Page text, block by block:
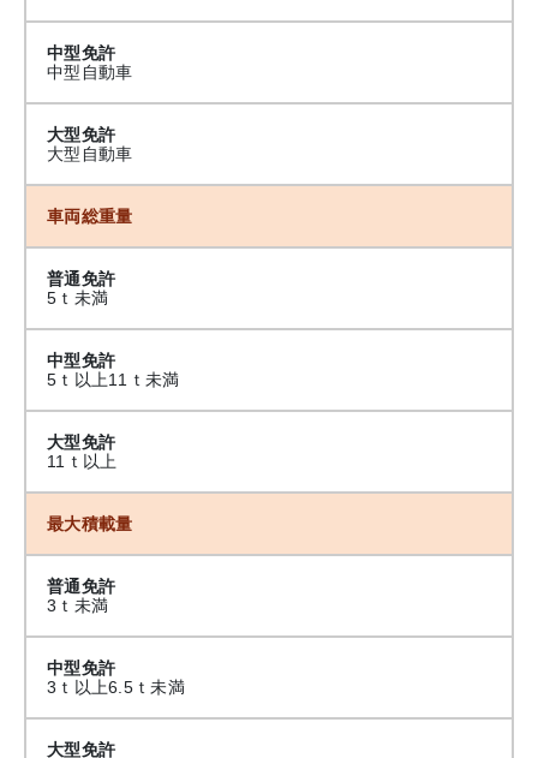
中型免許
中型自動車
大型免許
大型自動車
車両総重量
普通免許
5ｔ未満
中型免許
5ｔ以上11ｔ未満
大型免許
11ｔ以上
最大積載量
普通免許
3ｔ未満
中型免許
3ｔ以上6.5ｔ未満
大型免許